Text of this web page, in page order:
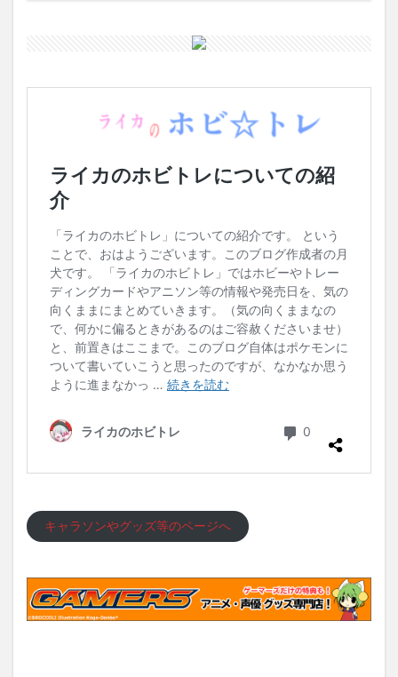
キャラソンやグッズ等のページへ